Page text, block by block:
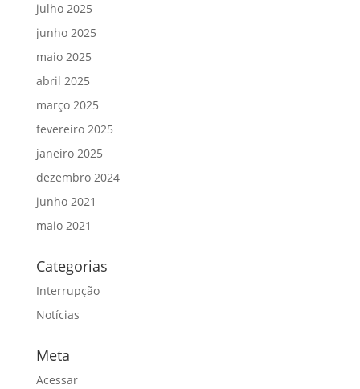
julho 2025
junho 2025
maio 2025
abril 2025
março 2025
fevereiro 2025
janeiro 2025
dezembro 2024
junho 2021
maio 2021
Categorias
Interrupção
Notícias
Meta
Acessar